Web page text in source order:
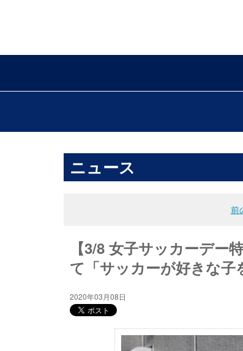
ニュース
前
【3/8 女子サッカーデー
て「サッカーが好きな子
2020年03月08日